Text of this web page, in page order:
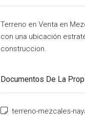
Terreno en Venta en
con una ubicación
construccion.
Documentos De La
terreno-mezcales-